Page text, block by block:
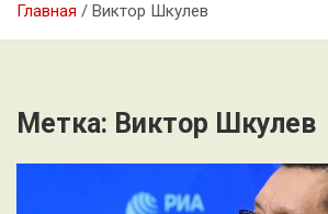
Главная Виктор Шкулев
Метка: Виктор Шкулев